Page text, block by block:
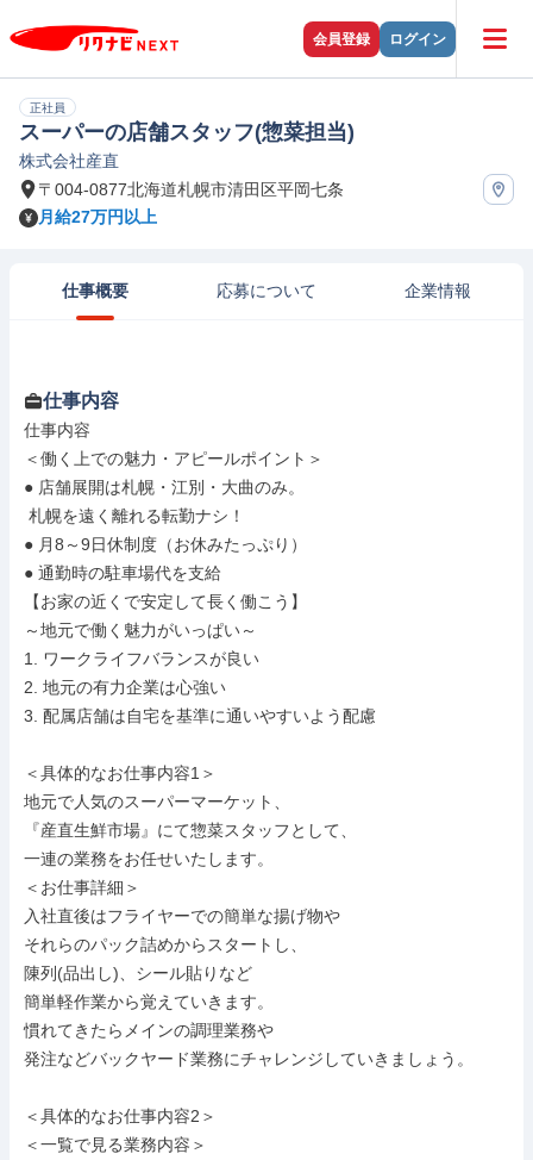
会員登録 ログイン
正社員
スーパーの店舗スタッフ(惣菜担当)
株式会社産直
〒004-0877北海道札幌市清田区平岡七条
月給27万円以上
仕事概要 応募について 企業情報
仕事内容
仕事内容
＜働く上での魅力・アピールポイント＞
● 店舗展開は札幌・江別・大曲のみ。
● 月8～9日休制度（お休みたっぷり）
● 通勤時の駐車場代を支給
【お家の近くで安定して長く働こう】
～地元で働く魅力がいっぱい～
1. ワークライフバランスが良い
2. 地元の有力企業は心強い
3. 配属店舗は自宅を基準に通いやすいよう配慮
＜具体的なお仕事内容1＞
地元で人気のスーパーマーケット、
『産直生鮮市場』にて惣菜スタッフとして、
一連の業務をお任せいたします。
＜お仕事詳細＞
入社直後はフライヤーでの簡単な揚げ物や
それらのパック詰めからスタートし、
陳列(品出し)、シール貼りなど
簡単軽作業から覚えていきます。
慣れてきたらメインの調理業務や
発注などバックヤード業務にチャレンジしていきましょう。
＜具体的なお仕事内容2＞
＜一覧で見る業務内容＞